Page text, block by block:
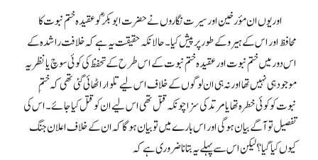
اور یوں ان مؤرخین اور سیرت نگاروں نے حضرت ابوبکرؓکو عقیدہ ختم نبوت کا
محافظ اور اس کے ہیرو کے طور پر پیش کیا۔ حالانکہ حقیقت یہ ہے کہ خلافت راشدہ کے
اس دور میں ختم نبوت اور عقیدہ ختم نبوت کے اس طرح کے تحفظ کی کوئی سوچ یا نظریہ
موجود ہی نہیں تھا اور نہ ہی ان لوگوں کے خلاف اس لیے تلوار اٹھائی گئی تھی کہ ختمِ
نبوت کو کوئی خطرہ تھا یا مرتد کی سزا چونکہ قتل تھی اس لیے ان کو قتل کیا جائے۔ اس کی
تفصیل توآگے بیان ہو گی اور اس بارے میں تو بیان ہو گا کہ ان کے خلاف اعلان جنگ
کیوں کیا گیا؟ لیکن اس سے پہلے یہ بتانا ضروری ہے کہ